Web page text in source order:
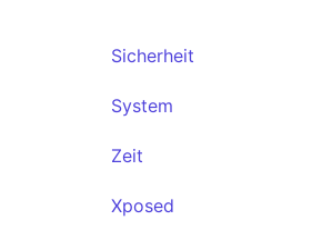
Sicherheit
System
Zeit
Xposed